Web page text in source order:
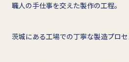
職人の手仕事を交えた製作の工程。
茨城にある工場での丁寧な製造プロセ